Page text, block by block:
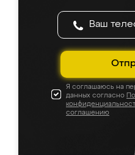
Я соглашаюсь на
данных согласно
соглашению